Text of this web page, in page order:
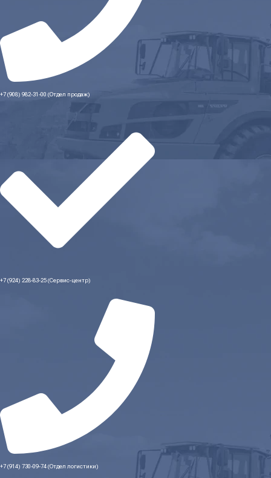
+7 (908) 982-31-00 (Отдел продаж)
+7 (924) 228-83-25 (Сервис-центр)
+7 (914) 730-09-74 (Отдел логистики)